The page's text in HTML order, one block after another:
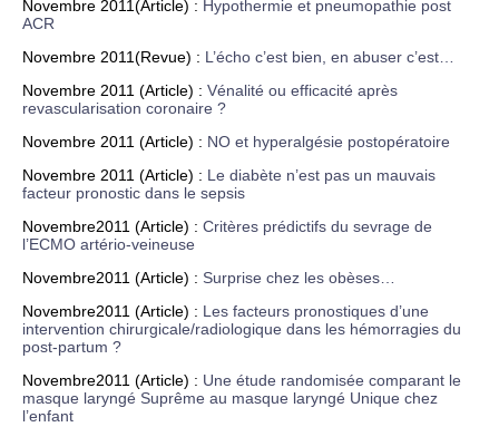
Novembre 2011(Article) : Hypothermie et pneumopathie post
ACR
Novembre 2011(Revue) : L’écho c’est bien, en abuser c’est…
Novembre 2011 (Article) : Vénalité ou efficacité après
revascularisation coronaire ?
Novembre 2011 (Article) : NO et hyperalgésie postopératoire
Novembre 2011 (Article) : Le diabète n’est pas un mauvais
facteur pronostic dans le sepsis
Novembre2011 (Article) : Critères prédictifs du sevrage de
l’ECMO artério-veineuse
Novembre2011 (Article) : Surprise chez les obèses…
Novembre2011 (Article) : Les facteurs pronostiques d’une
intervention chirurgicale/radiologique dans les hémorragies du
post-partum ?
Novembre2011 (Article) : Une étude randomisée comparant le
masque laryngé Suprême au masque laryngé Unique chez
l’enfant